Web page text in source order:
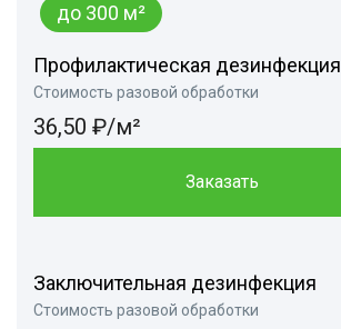
до 300 м²
Профилактическая дезинфекция
Стоимость разовой обработки
36,50 ₽/м²
Заказать
Заключительная дезинфекция
Стоимость разовой обработки